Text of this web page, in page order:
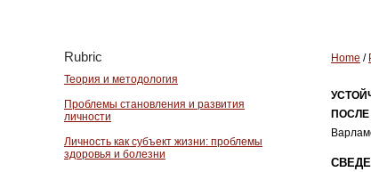
Rubric
Теория и методология
Проблемы становления и развития
личности
Личность как субъект жизни: проблемы
здоровья и болезни
Home /